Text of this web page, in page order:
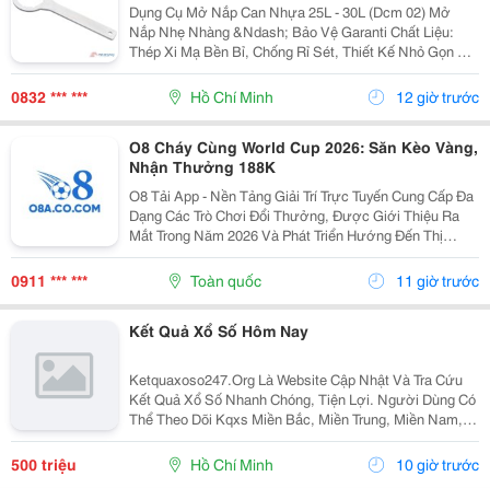
Dụng Cụ Mở Nắp Can Nhựa 25L - 30L (Dcm 02) Mở
Nắp Nhẹ Nhàng &Ndash; Bảo Vệ Garanti Chất Liệu:
Thép Xi Mạ Bền Bỉ, Chống Rỉ Sét, Thiết Kế Nhỏ Gọn Dễ
Mang Theo. Đặc Điểm Nổi Bật: * Trang Bị 8 Rãnh Sâu
(Đường Kính 65-67Mm) Bám Khít Nắp Can, Giúp Mở...
0832 *** *** Hồ Chí Minh 12 giờ trước
O8 Cháy Cùng World Cup 2026: Săn Kèo Vàng,
Nhận Thưởng 188K
O8 Tải App - Nền Tảng Giải Trí Trực Tuyến Cung Cấp Đa
Dạng Các Trò Chơi Đổi Thưởng, Được Giới Thiệu Ra
Mắt Trong Năm 2026 Và Phát Triển Hướng Đến Thị
Trường Châu Á. Theo Thông Tin Từ Nền Tảng, O8 Hoạt
Động Theo Các Tiêu Chuẩn Áp Dụng Trong Lĩnh Vực...
0911 *** *** Toàn quốc 11 giờ trước
Kết Quả Xổ Số Hôm Nay
Ketquaxoso247.Org Là Website Cập Nhật Và Tra Cứu
Kết Quả Xổ Số Nhanh Chóng, Tiện Lợi. Người Dùng Có
Thể Theo Dõi Kqxs Miền Bắc, Miền Trung, Miền Nam,
Vietlott Trực Tiếp Theo Từng Ngày Với Thông Tin Chi
Tiết, Dễ Dàng Tìm Kiếm Và Tra Cứu Trên Nhiều...
500 triệu Hồ Chí Minh 10 giờ trước